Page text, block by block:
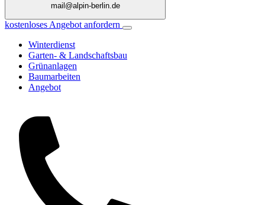
mail@alpin-berlin.de
kostenloses Angebot anfordern
Winterdienst
Garten- & Landschaftsbau
Grünanlagen
Baumarbeiten
Angebot